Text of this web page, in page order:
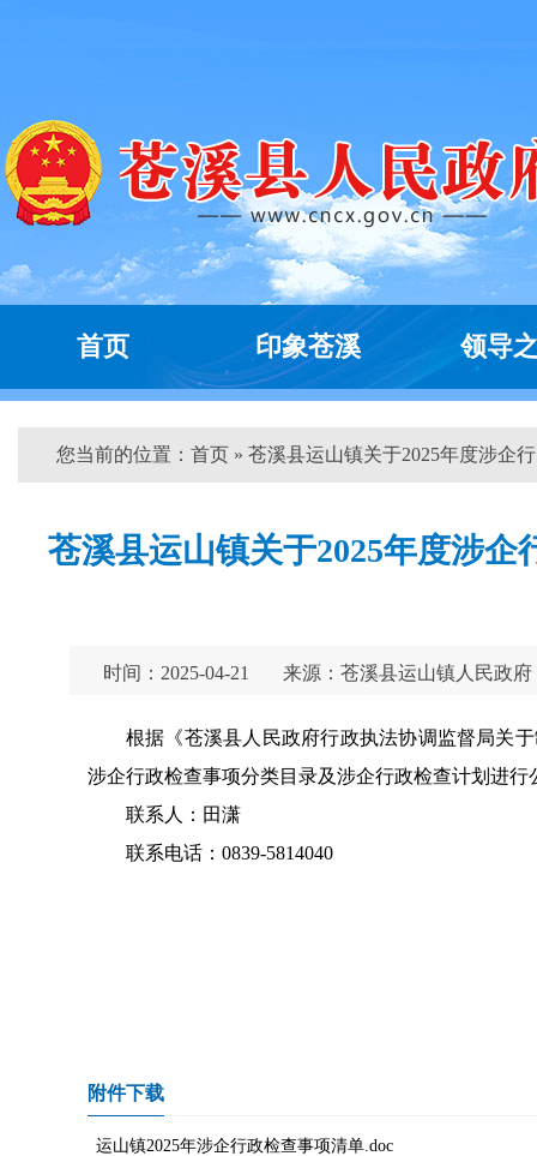
首页 印象苍溪 领导
您当前的位置： 首页 » 苍溪县运山镇关于2025年度涉企
苍溪县运山镇关于2025年度涉
时间：2025-04-21 来源：苍溪县运山镇人民政府
根据《苍溪县人民政府行政执法协调监督局关
涉企行政检查事项分类目录及涉企行政检查计划进
联系人：田潇
联系电话：0839-5814040
附件下载
运山镇2025年涉企行政检查事项清单.doc